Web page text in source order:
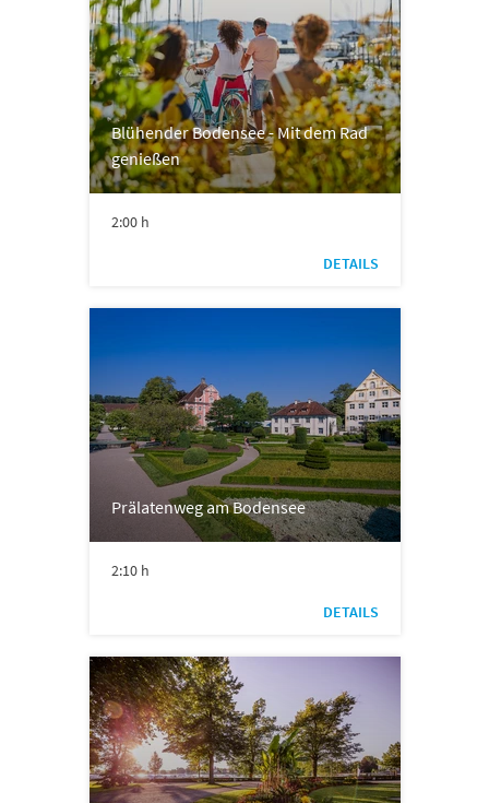
Blühender Bodensee - Mit dem Rad
genießen
2:00 h
DETAILS
Prälatenweg am Bodensee
2:10 h
DETAILS